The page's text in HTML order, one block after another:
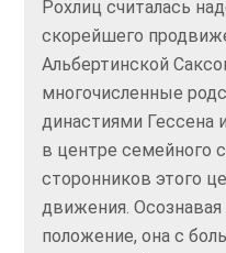
Рохлиц считалась
скорейшего
Альбертинской
многочисленные
династиями Гессена
в центре семейного
сторонников этого
движения.
положение, она с